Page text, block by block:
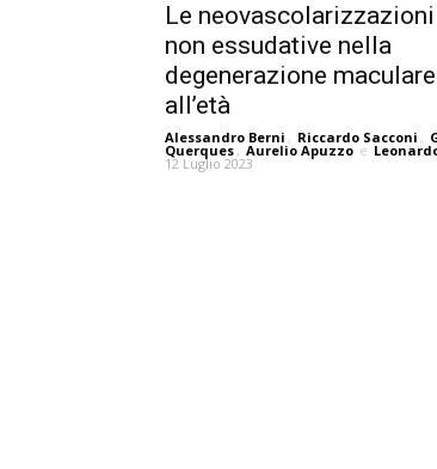
Le
non essudative nella
degenerazione
all’età
Alessandro Berni , Riccardo Sacconi ,
Querques , Aurelio Apuzzo e
12 Luglio 2023